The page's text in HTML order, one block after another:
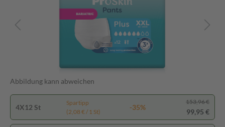
Abbildung kann abweichen
4X12 St
Spartipp
(2,08 € / 1 St)
-35%
153,96 €
99,95 €